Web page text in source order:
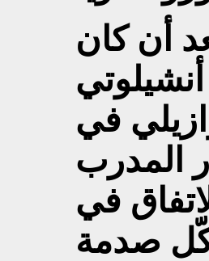
أن كان
في
المدرب
في
صدمة